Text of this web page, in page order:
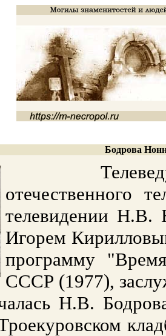
Бодрова
отечественного
телевидении Н.В.
Игорем
программу
СССР (1977),
Н.В. Бодрова